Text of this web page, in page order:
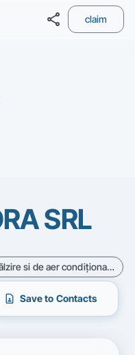
share claim
SRL
Lucrări de instalaţii sanitare de încălzire si de aer condiţionat - Cod CAEN 4322
contact_page Save to Contacts